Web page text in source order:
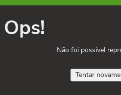
Ops!
Não foi possível
Tentar